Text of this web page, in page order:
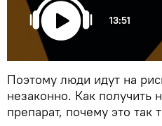
13:51
Поэтому люди идут на
незаконно. Как получить
препарат, почему это так